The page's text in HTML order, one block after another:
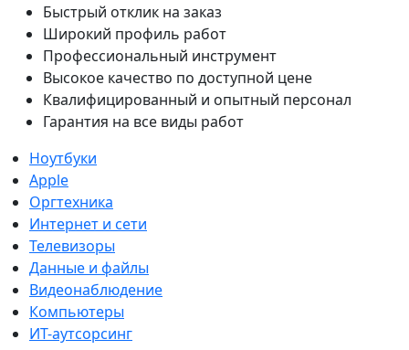
Быстрый отклик на заказ
Широкий профиль работ
Профессиональный инструмент
Высокое качество по доступной цене
Квалифицированный и опытный персонал
Гарантия на все виды работ
Ноутбуки
Apple
Оргтехника
Интернет и сети
Телевизоры
Данные и файлы
Видеонаблюдение
Компьютеры
ИТ-аутсорсинг